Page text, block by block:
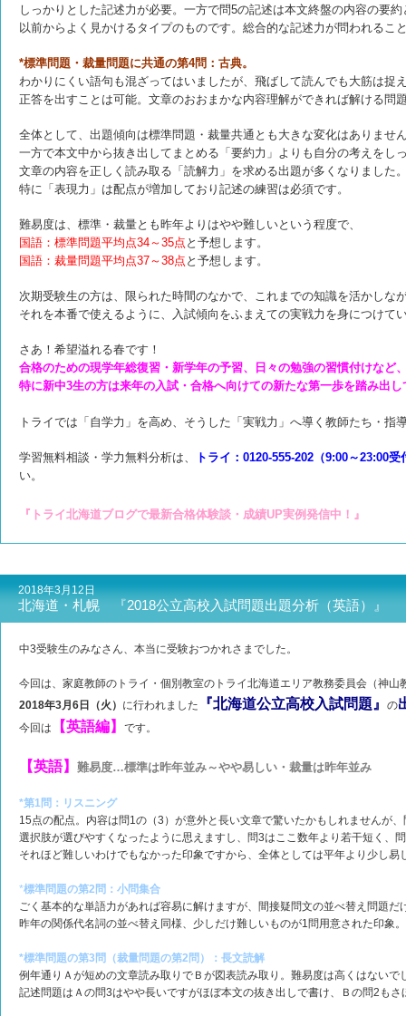
しっかりとした記述力が必要。一方で問5の記述は本文終盤の内容の要
以前からよく見かけるタイプのものです。総合的な記述力が問われるこ
*標準問題・裁量問題に共通の第4問：古典。
わかりにくい語句も混ざってはいましたが、飛ばして読んでも大筋は捉
正答を出すことは可能。文章のおおまかな内容理解ができれば解ける問
全体として、出題傾向は標準問題・裁量共通とも大きな変化はありませ
一方で本文中から抜き出してまとめる「要約力」よりも自分の考えをし
文章の内容を正しく読み取る「読解力」を求める出題が多くなりました
特に「表現力」は配点が増加しており記述の練習は必須です。
難易度は、標準・裁量とも昨年よりはやや難しいという程度で、
国語：標準問題平均点34～35点 と予想します。
国語：裁量問題平均点37～38点 と予想します。
次期受験生の方は、限られた時間のなかで、これまでの知識を活かしな
それを本番で使えるように、入試傾向をふまえての実戦力を身につけて
さあ！希望溢れる春です！
合格のための現学年総復習・新学年の予習、日々の勉強の習慣付けなど
特に新中3生の方は来年の入試・合格へ向けての新たな第一歩を踏み出
トライでは「自学力」を高め、そうした「実戦力」へ導く教師たち・指
学習無料相談・学力無料分析は、
トライ：0120-555-202（9:00～23:00受
い。
『トライ北海道ブログで最新合格体験談・成績UP実例発信中！』
2018年3月12日
北海道・札幌 『2018公立高校入試問題出題分析（英語）』
中3受験生のみなさん、本当に受験おつかれさまでした。
今回は、家庭教師のトライ・個別教室のトライ北海道エリア教務委員会（神山
2018年3月6日（火） に行われました 『北海道公立高校入試問題』 の
今回は 【英語編】 です。
【英語】 難易度…標準は昨年並み～やや易しい・裁量は昨年並み
*第1問：リスニング
15点の配点。内容は問1の（3）が意外と長い文章で驚いたかもしれませんが
選択肢が選びやすくなったように思えますし、問3はここ数年より若干短く、
それほど難しいわけでもなかった印象ですから、全体としては平年より少し易
*標準問題の第2問：小問集合
ごく基本的な単語力があれば容易に解けますが、間接疑問文の並べ替え問題だ
昨年の関係代名詞の並べ替え同様、少しだけ難しいものが1問用意された印象。
*標準問題の第3問（裁量問題の第2問）：長文読解
例年通りＡが短めの文章読み取りでＢが図表読み取り。難易度は高くはないで
記述問題はＡの問3はやや長いですがほぼ本文の抜き出しで書け、Ｂの問2も